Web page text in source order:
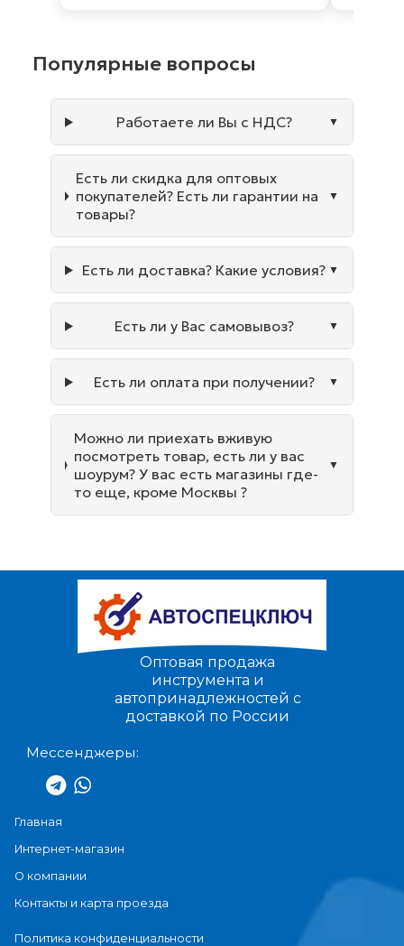
Популярные вопросы
Работаете ли Вы с НДС?
Есть ли скидка для оптовых
покупателей? Есть ли гарантии на
товары?
Есть ли доставка? Какие условия?
Есть ли у Вас самовывоз?
Есть ли оплата при получении?
Можно ли приехать вживую
посмотреть товар, есть ли у вас
шоурум? У вас есть магазины где-
то еще, кроме Москвы ?
Оптовая продажа
инструмента и
автопринадлежностей с
доставкой по России
Мессенджеры:
Главная
Интернет-магазин
О компании
Контакты и карта проезда
Политика конфиденциальности